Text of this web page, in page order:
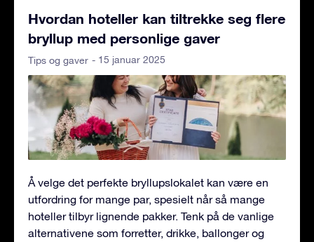
Hvordan hoteller kan tiltrekke seg flere
bryllup med personlige gaver
Tips og gaver - 15 januar 2025
Å velge det perfekte bryllupslokalet kan være en
utfordring for mange par, spesielt når så mange
hoteller tilbyr lignende pakker. Tenk på de vanlige
alternativene som forretter, drikke, ballonger og